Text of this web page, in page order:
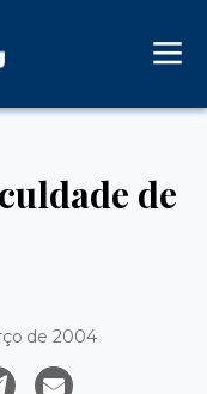
de
de 2004